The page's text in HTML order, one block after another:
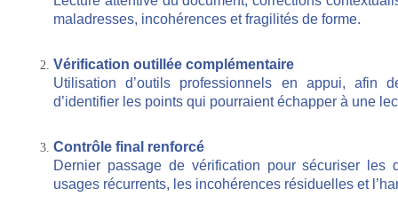
maladresses, incohérences et fragilités de forme.
Vérification outillée complémentaire
Utilisation d’outils professionnels en appui, afin
d’identifier les points qui pourraient échapper à une
Contrôle final renforcé
Dernier passage de vérification pour sécuriser les
usages récurrents, les incohérences résiduelles et